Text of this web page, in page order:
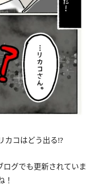
カコはどう出る!?
グでも更新されていま
！